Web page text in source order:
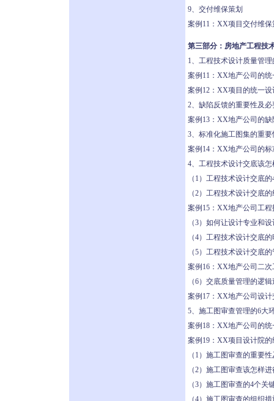
9、交付维保策划
案例11：XX项目交付维保
第三部分：房地产工程技
1、工程技术设计质量管
案例11：XX地产公司的
案例12：XX项目的统一设
2、缺陷反馈的重要性及
案例13：XX地产公司的
3、标准化施工图集的重
案例14：XX地产公司的
4、工程技术设计交底该
（1）工程技术设计交底
（2）工程技术设计交底
案例15：XX地产公司工
（3）如何让设计专业和
（4）工程技术设计交底
（5）工程技术设计交底
案例16：XX地产公司二
（6）交底质量管理的逻
案例17：XX地产公司设
5、施工图审查管理的6大
案例18：XX地产公司的
案例19：XX项目设计院
（1）施工图审查的重要
（2）施工图审查该怎样
（3）施工图审查的4个关
（4）施工图审查的组织